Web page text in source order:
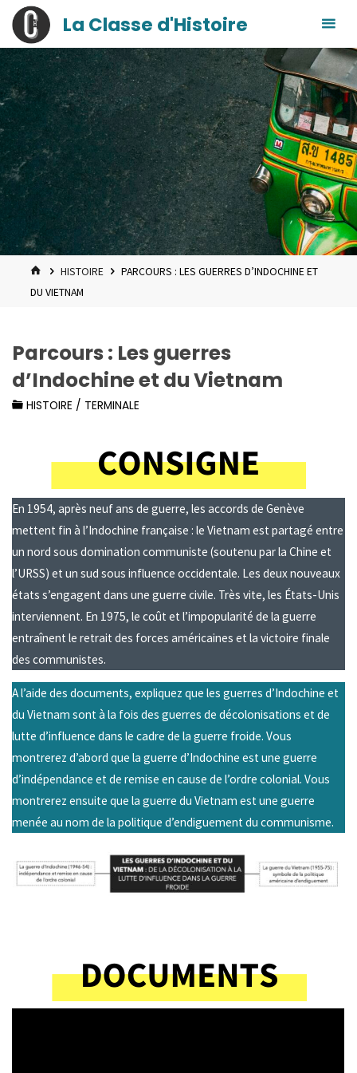
Skip
content
principal
La Classe d'Histoire
HOMEHISTOIRE
PARCOURS : LES GUERRES D’INDOCHINE ET
DU VIETNAM
Parcours : Les guerres
d’Indochine et du Vietnam
HISTOIRE / TERMINALE
En 1954, après neuf ans de guerre, les accords de Genève
mettent fin à l’Indochine française : le Vietnam est partagé entre
un nord sous domination communiste (soutenu par la Chine et
l’URSS) et un sud sous influence occidentale. Les deux nouveaux
états s’engagent dans une guerre civile. Très vite, les États-Unis
interviennent. En 1975, le coût et l’impopularité de la guerre
entraînent le retrait des forces américaines et la victoire finale
des communistes.
A l’aide des documents, expliquez que les guerres d’Indochine et
du Vietnam sont à la fois des guerres de décolonisations et de
lutte d’influence dans le cadre de la guerre froide. Vous
montrerez d’abord que la guerre d’Indochine est une guerre
d’indépendance et de remise en cause de l’ordre colonial. Vous
montrerez ensuite que la guerre du Vietnam est une guerre
menée au nom de la politique d’endiguement du communisme.